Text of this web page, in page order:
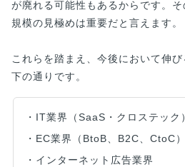
が廃れる可能性もあるからです。
規模の見極めは重要だと言えます。
これらを踏まえ、今後において伸
下の通りです。
・IT業界（SaaS・クロステック）
・EC業界（BtoB、B2C、CtoC）
・インターネット広告業界